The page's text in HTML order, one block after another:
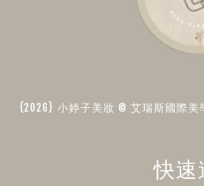
{2026} 小婷子美妝 © 艾瑞斯國際美
快速